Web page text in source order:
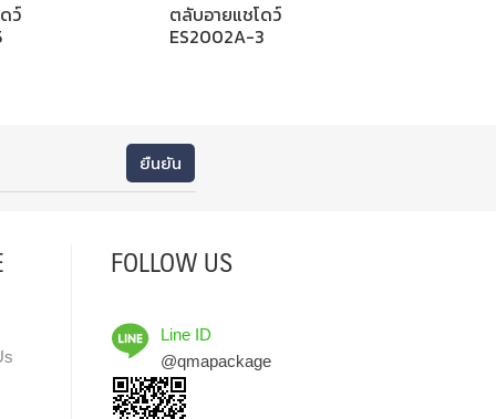
ว์
ตลับอายแชโดว์
ES2002A-3
FOLLOW US
Line ID
@qmapackage